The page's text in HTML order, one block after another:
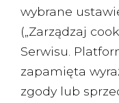
wybrane
(„Zarządzaj
Serwisu.
zapamięta
zgody lub